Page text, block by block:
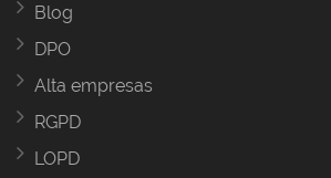
Blog
DPO
Alta empresas
RGPD
LOPD